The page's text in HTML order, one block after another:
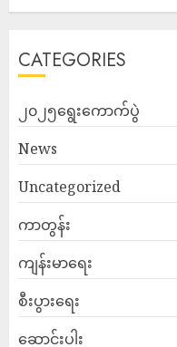
CATEGORIES
၂၀၂၅ရွေးကောက်ပွဲ
News
Uncategorized
ကာတွန်း
ကျန်းမာရေး
စီးပွားရေး
ဆောင်းပါး